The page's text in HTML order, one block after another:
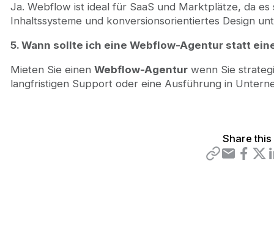
Ja. Webflow ist ideal für SaaS und Marktplätze, da
Inhaltssysteme und konversionsorientiertes Design
5. Wann sollte ich eine Webflow-Agentur statt
Mieten Sie einen Webflow-Agenturwenn Sie
langfristigen Support oder eine Ausführung in
Share